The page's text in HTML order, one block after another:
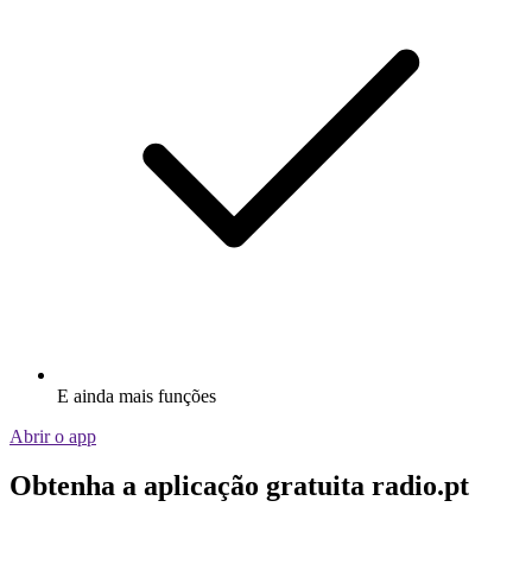
E ainda mais funções
Abrir o app
Obtenha a aplicação gratuita radio.pt